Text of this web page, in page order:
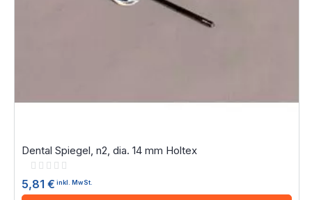
Dental Spiegel, n2, dia. 14 mm Holtex
Rating:
5,81 € inkl. MwSt.